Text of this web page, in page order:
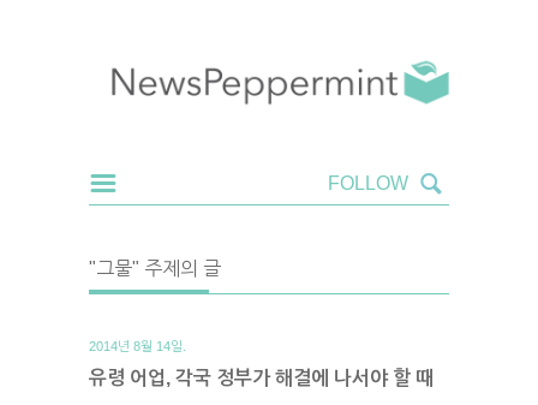
"그물" 주제의 글
2014년 8월 14일.
유령 어업, 각국 정부가 해결에 나서야 할 때